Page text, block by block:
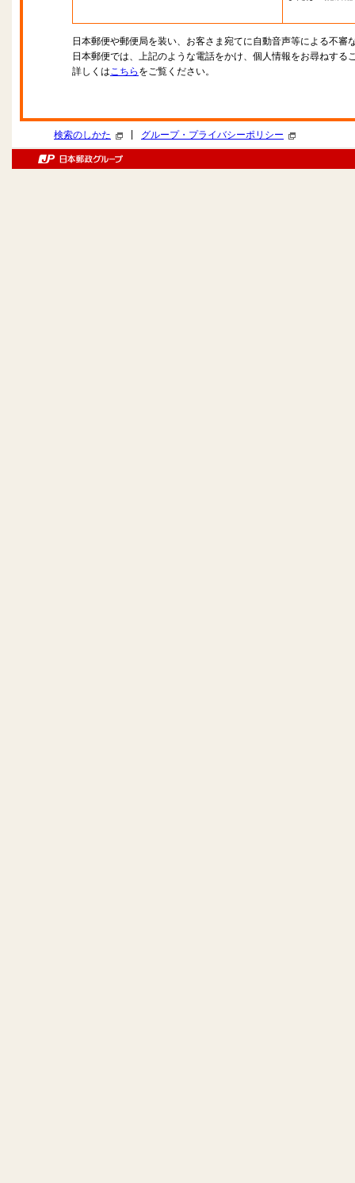
日本郵便や郵便局を装い、お客さま宛てに自動音声等による不審
日本郵便では、上記のような電話をかけ、個人情報をお尋ねする
詳しくはこちら をご覧ください。
検索のしかた グループ・プライバシーポリシー